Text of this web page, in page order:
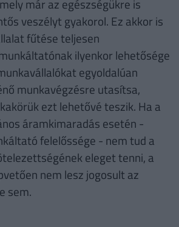
már az egészségükre is
veszélyt gyakorol. Ez akkor is
fűtése teljesen
ilyenkor lehetősége
egyoldalúan
munkavégzésre utasítsa,
ezt lehetővé teszik. Ha a
áramkimaradás esetén -
felelőssége - nem tud a
eleget tenni, a
nem lesz jogosult az
sem.